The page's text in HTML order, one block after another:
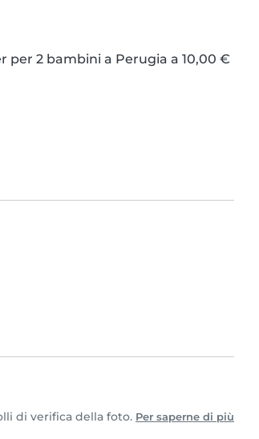
2 bambini a Perugia a 10,00 €
di verifica della foto. Per saperne di più